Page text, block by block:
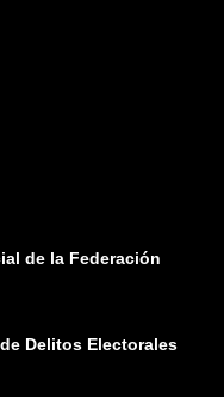
de la Federación
Delitos Electorales